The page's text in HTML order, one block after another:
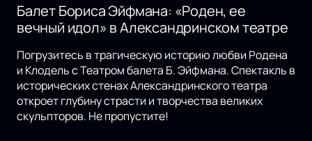
Балет Бориса Эйфмана: «Роден, ее
вечный идол» в Александринском театре
Погрузитесь в трагическую историю любви Родена
и Клодель с Театром балета Б. Эйфмана. Спектакль в
исторических стенах Александринского театра
откроет глубину страсти и творчества великих
скульпторов. Не пропустите!